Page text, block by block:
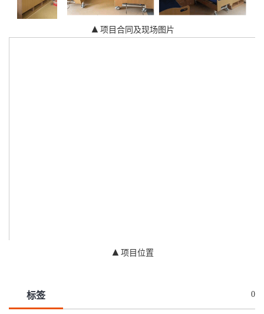
▲ 项目合同及现场图片
▲ 项目位置
标签 0